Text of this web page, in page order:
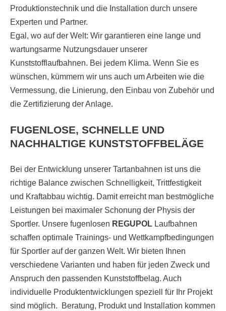
Produktionstechnik und die Installation durch unsere
Experten und Partner.
Egal, wo auf der Welt: Wir garantieren eine lange und
wartungsarme Nutzungsdauer unserer
Kunststofflaufbahnen. Bei jedem Klima. Wenn Sie es
wünschen, kümmern wir uns auch um Arbeiten wie die
Vermessung, die Linierung, den Einbau von Zubehör und
die Zertifizierung der Anlage.
FUGENLOSE, SCHNELLE UND
NACHHALTIGE KUNSTSTOFFBELÄGE
Bei der Entwicklung unserer Tartanbahnen ist uns die
richtige Balance zwischen Schnelligkeit, Trittfestigkeit
und Kraftabbau wichtig. Damit erreicht man bestmögliche
Leistungen bei maximaler Schonung der Physis der
Sportler. Unsere fugenlosen REGUPOL Laufbahnen
schaffen optimale Trainings- und Wettkampfbedingungen
für Sportler auf der ganzen Welt. Wir bieten Ihnen
verschiedene Varianten und haben für jeden Zweck und
Anspruch den passenden Kunststoffbelag. Auch
individuelle Produktentwicklungen speziell für Ihr Projekt
sind möglich. Beratung, Produkt und Installation kommen